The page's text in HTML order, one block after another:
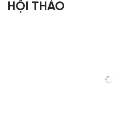
HỘI THẢO